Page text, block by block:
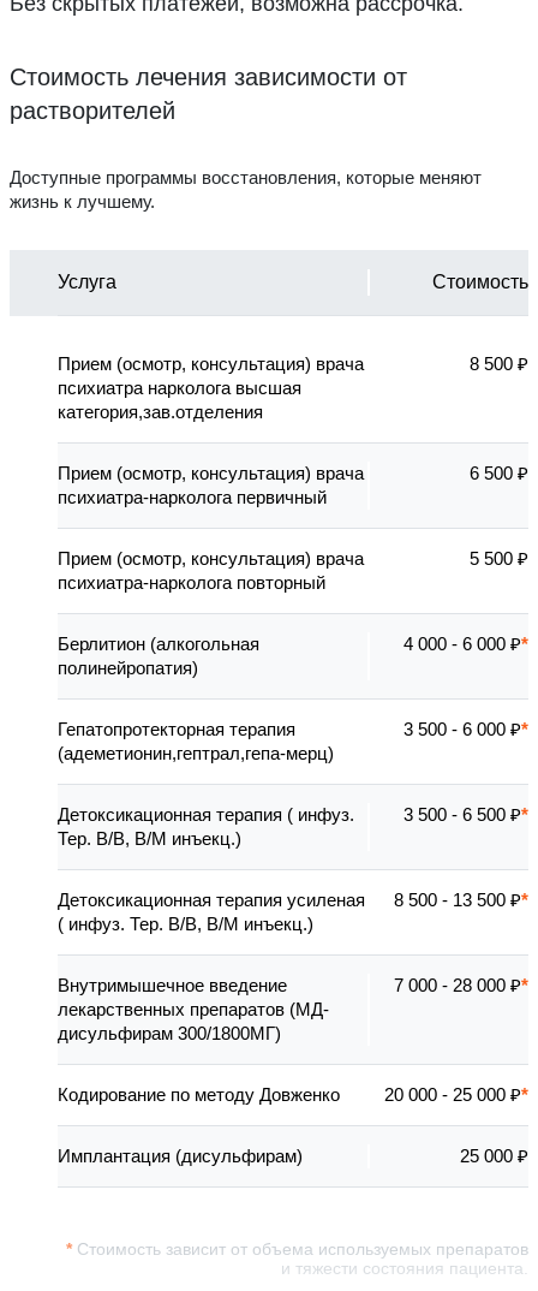
Стоимость лечения зависимости от
растворителей
Доступные программы восстановления, которые меняют
жизнь к лучшему.
Стоимость зависит от объема используемых препаратов
и тяжести состояния пациента.
Услуга Стоимость
Прием (осмотр, консультация) врача
психиатра нарколога высшая
категория,зав.отделения
8 500 ₽
Прием (осмотр, консультация) врача
психиатра-нарколога первичный
6 500 ₽
Прием (осмотр, консультация) врача
психиатра-нарколога повторный
5 500 ₽
Берлитион (алкогольная
полинейропатия)
4 000 - 6 000 ₽
Гепатопротекторная терапия
(адеметионин,гептрал,гепа-мерц)
3 500 - 6 000 ₽
Детоксикационная терапия ( инфуз.
Тер. В/В, В/М инъекц.)
3 500 - 6 500 ₽
Детоксикационная терапия усиленая
( инфуз. Тер. В/В, В/М инъекц.)
8 500 - 13 500 ₽
Внутримышечное введение
лекарственных препаратов (МД-
дисульфирам 300/1800МГ)
7 000 - 28 000 ₽
Кодирование по методу Довженко 20 000 - 25 000 ₽
Имплантация (дисульфирам) 25 000 ₽